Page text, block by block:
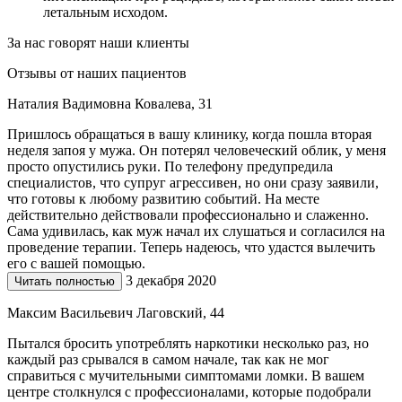
летальным исходом.
За нас говорят наши клиенты
Отзывы от наших пациентов
Наталия Вадимовна Ковалева, 31
Пришлось обращаться в вашу клинику, когда пошла вторая
неделя запоя у мужа. Он потерял человеческий облик, у меня
просто опустились руки. По телефону предупредила
специалистов, что супруг агрессивен, но они сразу заявили,
что готовы к любому развитию событий. На месте
действительно действовали профессионально и слаженно.
Сама удивилась, как муж начал их слушаться и согласился на
проведение терапии. Теперь надеюсь, что удастся вылечить
его с вашей помощью.
Читать полностью 3 декабря 2020
Максим Васильевич Лаговский, 44
Пытался бросить употреблять наркотики несколько раз, но
каждый раз срывался в самом начале, так как не мог
справиться с мучительными симптомами ломки. В вашем
центре столкнулся с профессионалами, которые подобрали